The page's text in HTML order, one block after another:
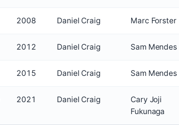
2008 Daniel Craig Marc Forster
2012 Daniel Craig Sam Mendes
2015 Daniel Craig Sam Mendes
2021 Daniel Craig
Cary Joji
Fukunaga